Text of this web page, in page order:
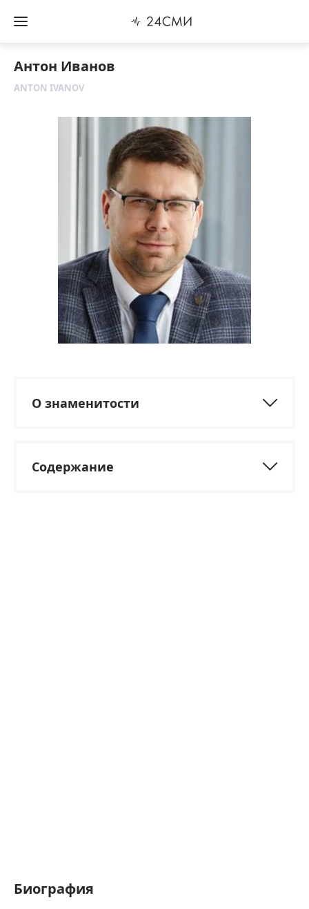
Антон Иванов
ANTON IVANOV
О знаменитости
Содержание
Биография